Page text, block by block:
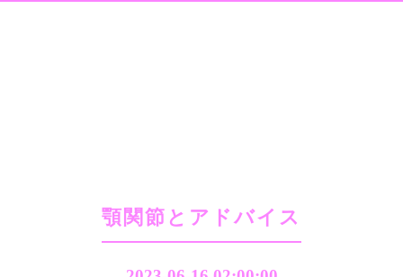
顎関節とアドバイス